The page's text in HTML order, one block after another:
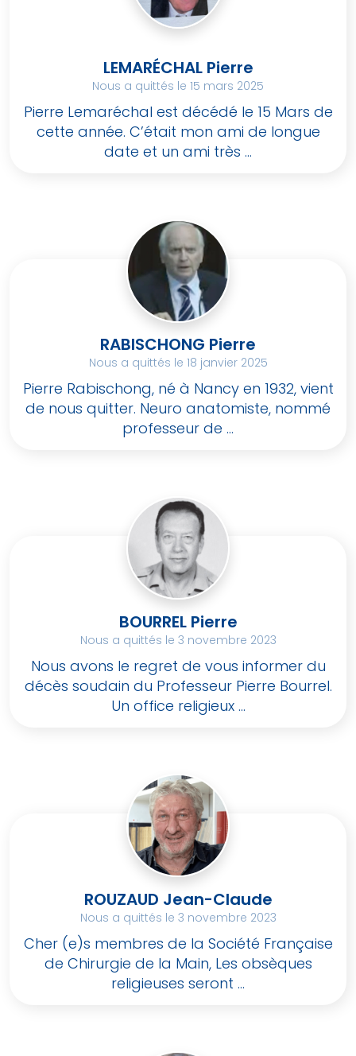
LEMARÉCHAL Pierre
Nous a quittés le 15 mars 2025
Pierre Lemaréchal est décédé le 15 Mars de
cette année. C’était mon ami de longue
date et un ami très ...
RABISCHONG Pierre
Nous a quittés le 18 janvier 2025
Pierre Rabischong, né à Nancy en 1932, vient
de nous quitter. Neuro anatomiste, nommé
professeur de ...
BOURREL Pierre
Nous a quittés le 3 novembre 2023
Nous avons le regret de vous informer du
décès soudain du Professeur Pierre Bourrel.
Un office religieux ...
ROUZAUD Jean-Claude
Nous a quittés le 3 novembre 2023
Cher (e)s membres de la Société Française
de Chirurgie de la Main, Les obsèques
religieuses seront ...